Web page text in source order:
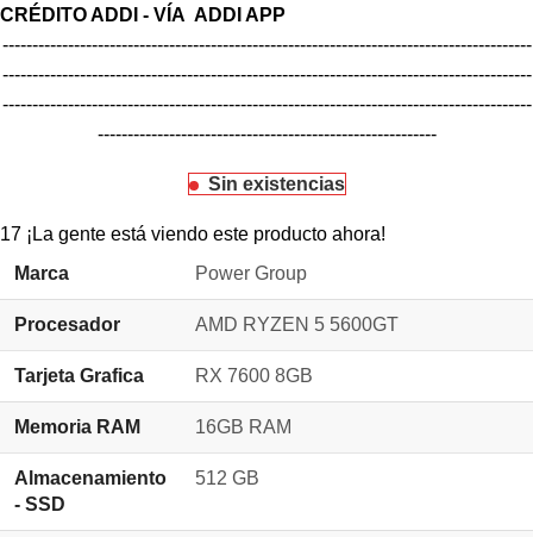
CRÉDITO ADDI - VÍA ADDI APP
-----------------------------------------------------------------------------------------
-----------------------------------------------------------------------------------------
-----------------------------------------------------------------------------------------
---------------------------------------------------------
Sin existencias
17 ¡La gente está viendo este producto ahora!
Marca
Power Group
Procesador AMD RYZEN 5 5600GT
Tarjeta Grafica RX 7600 8GB
Memoria RAM 16GB RAM
Almacenamiento
- SSD
512 GB